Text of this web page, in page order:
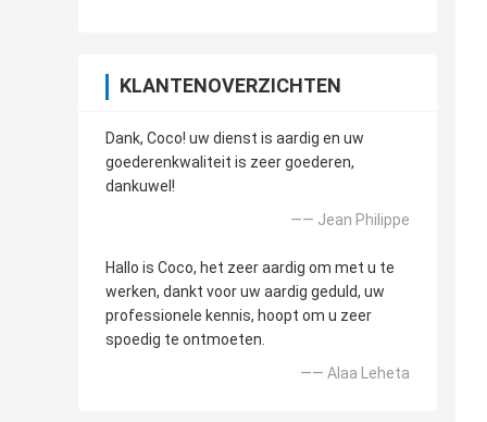
KLANTENOVERZICHTEN
Dank, Coco! uw dienst is aardig en uw
goederenkwaliteit is zeer goederen,
dankuwel!
—— Jean Philippe
Hallo is Coco, het zeer aardig om met u te
werken, dankt voor uw aardig geduld, uw
professionele kennis, hoopt om u zeer
spoedig te ontmoeten.
—— Alaa Leheta